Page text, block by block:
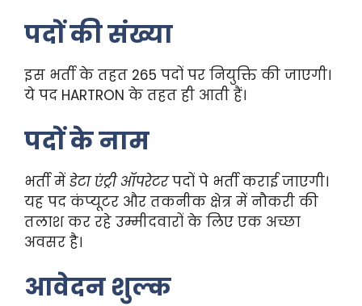
पदों की संख्या
इस भर्ती के तहत 265 पदों पर नियुक्ति की जाएगी।
ये पद HARTRON के तहत ही आती हैं।
पदों के नाम
भर्ती में डेटा एंट्री ऑपरेटरपदों पे भर्ती कराई जाएगी।
यह पद कंप्यूटर और तकनीक क्षेत्र में नौकरी की
तलाश कर रहे उम्मीदवारों के लिए एक अच्छा
अवसर है।
आवेदन शुल्क